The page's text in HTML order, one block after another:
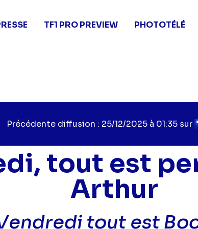
TF1 PRO PREVIEW PHOTOTÉLÉ
Précédente diffusion : 25/12/2025 à 01:35 sur
tout est
Arthur
tout est